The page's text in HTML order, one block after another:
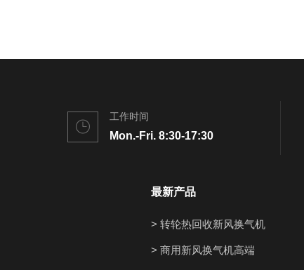
工作时间
Mon.-Fri. 8:30-17:30
最新产品
> 转轮热回收新风换气机
> 商用新风换气机高端